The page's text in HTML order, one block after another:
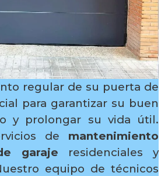
regular de su puerta de
para garantizar su buen
y prolongar su vida útil.
de mantenimiento
garaje residenciales y
equipo de técnicos